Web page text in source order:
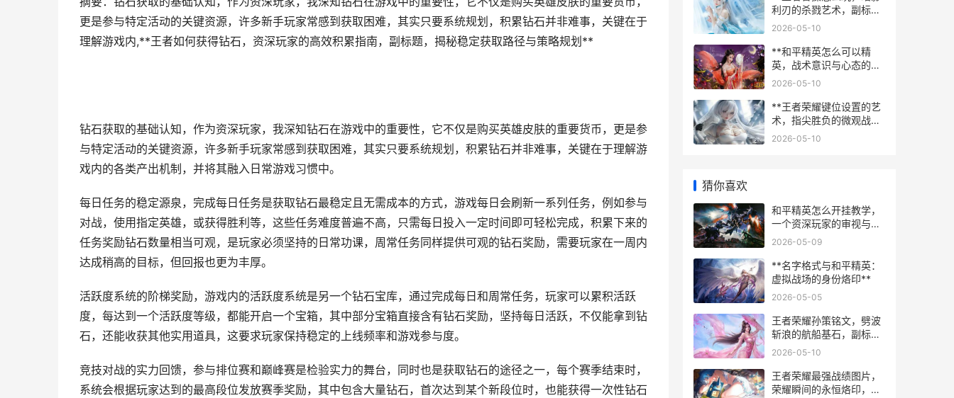
更是参与特定活动的关键资源，许多新手玩家常感到获取困难，其实只要系统规划，积累钻石并非难事，关键在于
理解游戏内,**王者如何获得钻石，资深玩家的高效积累指南，副标题，揭秘稳定获取路径与策略规划**
钻石获取的基础认知，作为资深玩家，我深知钻石在游戏中的重要性，它不仅是购买英雄皮肤的重要货币，更是参
与特定活动的关键资源，许多新手玩家常感到获取困难，其实只要系统规划，积累钻石并非难事，关键在于理解游
戏内的各类产出机制，并将其融入日常游戏习惯中。
每日任务的稳定源泉，完成每日任务是获取钻石最稳定且无需成本的方式，游戏每日会刷新一系列任务，例如参与
对战，使用指定英雄，或获得胜利等，这些任务难度普遍不高，只需每日投入一定时间即可轻松完成，积累下来的
任务奖励钻石数量相当可观，是玩家必须坚持的日常功课，周常任务同样提供可观的钻石奖励，需要玩家在一周内
达成稍高的目标，但回报也更为丰厚。
活跃度系统的阶梯奖励，游戏内的活跃度系统是另一个钻石宝库，通过完成每日和周常任务，玩家可以累积活跃
度，每达到一个活跃度等级，都能开启一个宝箱，其中部分宝箱直接含有钻石奖励，坚持每日活跃，不仅能拿到钻
石，还能收获其他实用道具，这要求玩家保持稳定的上线频率和游戏参与度。
竞技对战的实力回馈，参与排位赛和巅峰赛是检验实力的舞台，同时也是获取钻石的途径之一，每个赛季结束时，
系统会根据玩家达到的最高段位发放赛季奖励，其中包含大量钻石，首次达到某个新段位时，也能获得一次性钻石
利刃的杀戮艺术，副标
题，掌控战场节奏的霸主
2026-05-10
**和平精英怎么可以精
英，战术意识与心态的双
重淬炼，副标题从生存到
2026-05-10
**王者荣耀键位设置的艺
术，指尖胜负的微观战场
**
2026-05-10
猜你喜欢
和平精英怎么开挂教学，
一个资深玩家的审视与忠
告
2026-05-09
**名字格式与和平精英：
虚拟战场的身份烙印**
2026-05-05
王者荣耀孙策铭文，劈波
斩浪的航船基石，副标题
为精准搭配与实战节奏解
2026-05-10
王者荣耀最强战绩图片，
荣耀瞬间的永恒烙印，副